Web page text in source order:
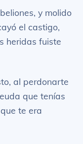
y molido
el castigo,
heridas fuiste
al perdonarte
que tenías
te era